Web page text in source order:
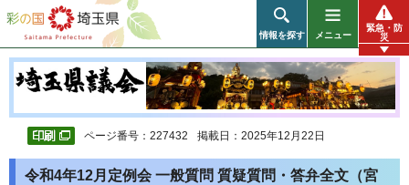
彩の国 埼玉県
情報を探す メニュー
緊急・防
災
ページ番号：227432 掲載日：2025年12月22日
令和4年12月定例会 一般質問 質疑質問・答弁全文（宮